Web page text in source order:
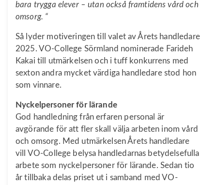
bara trygga elever – utan också framtidens vård och
omsorg. “
Så lyder motiveringen till valet av Årets handledare
2025. VO-College Sörmland nominerade Farideh
Kakai till utmärkelsen och i tuff konkurrens med
sexton andra mycket värdiga handledare stod hon
som vinnare.
Nyckelpersoner för lärande
God handledning från erfaren personal är
avgörande för att fler skall välja arbeten inom vård
och omsorg. Med utmärkelsen Årets handledare
vill VO-College belysa handledarnas betydelsefulla
arbete som nyckelpersoner för lärande. Sedan tio
år tillbaka delas priset ut i samband med VO-